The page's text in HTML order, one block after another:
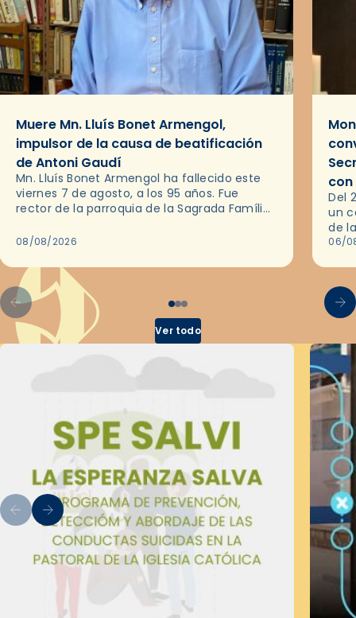
Muere Mn. Lluís Bonet Armengol,
impulsor de la causa de beatificación
de Antoni Gaudí
Mn. Lluís Bonet Armengol ha fallecido este
viernes 7 de agosto, a los 95 años. Fue
rector de la parroquia de la Sagrada Família
08/08/2026
Del
un
de
en
06/
Ver todo